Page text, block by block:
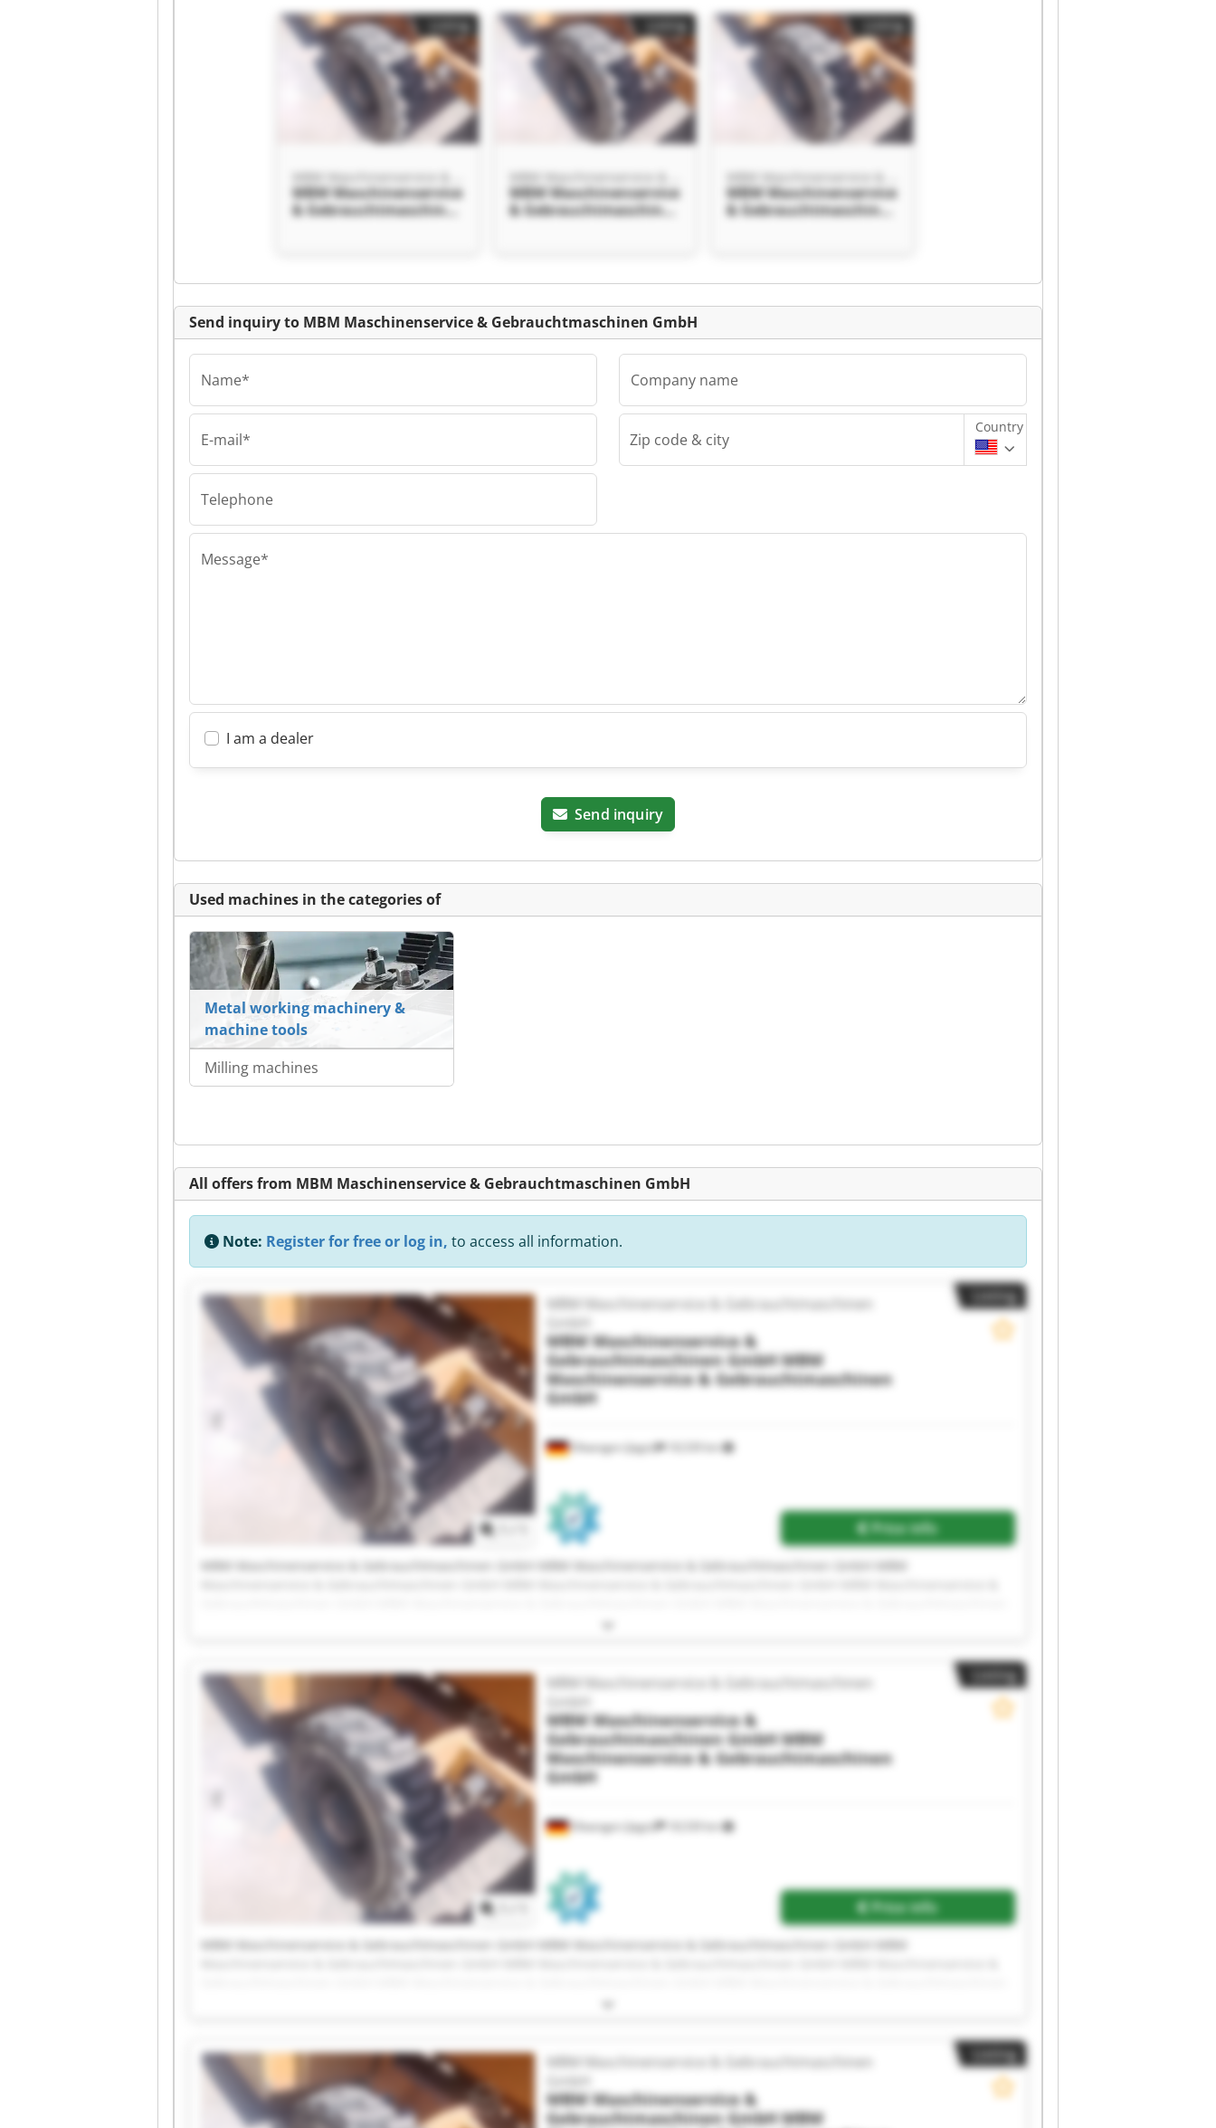
MBM Maschinenservice
& Gebrauchtmaschinen
GmbH
MBM Maschinenservice
& Gebrauchtmaschinen
GmbH
MBM Maschinenservice
& Gebrauchtmaschinen
GmbH
& Gebrauchtmaschinen
Gebrauchtmaschinen
Listing
Send inquiry to MBM Maschinenservice & Gebrauchtmaschinen GmbH
Name*
E-mail*
Telephone
Company name
Zip code & city
Country
Message*
I am a dealer
Send inquiry
Used machines in the categories of
Metal working machinery &
machine tools
Milling machines
All offers from MBM Maschinenservice & Gebrauchtmaschinen GmbH
Note: Register for free or log in, to access all information.
Listing
Ellwangen (Jagst) 18,539 km
MBM Maschinenservice & Gebrauchtmaschinen
MBM Maschinenservice &
Gebrauchtmaschinen GmbHMBM
Maschinenservice & Gebrauchtmaschinen
GmbH
Price info
MBM Maschinenservice & Gebrauchtmaschinen GmbH MBM Maschinenservice & Gebrauchtmaschinen GmbH MBM
GmbH MBM Maschinenservice & Gebrauchtmaschinen GmbH MBM Maschinenservice & Gebrauchtmaschinen GmbH MBM
Gebrauchtmaschinen GmbH MBM Maschinenservice & Gebrauchtmaschinen GmbH MBM Maschinenservice & Gebrauchtmaschinen
GmbH MBM Maschinenservice & Gebrauchtmaschinen GmbH MBM Maschinenservice & Gebrauchtmaschinen GmbH MBM
Maschinenservice & Gebrauchtmaschinen GmbH MBM Maschinenservice & Gebrauchtmaschinen GmbH MBM Maschinenservice &
Gebrauchtmaschinen GmbH MBM Maschinenservice & Gebrauchtmaschinen GmbH
Listing
Ellwangen (Jagst) 18,539 km
MBM Maschinenservice & Gebrauchtmaschinen
MBM Maschinenservice &
Gebrauchtmaschinen GmbHMBM
Maschinenservice & Gebrauchtmaschinen
GmbH
Price info
MBM Maschinenservice & Gebrauchtmaschinen GmbH MBM Maschinenservice & Gebrauchtmaschinen GmbH MBM
GmbH MBM Maschinenservice & Gebrauchtmaschinen GmbH MBM Maschinenservice & Gebrauchtmaschinen GmbH MBM
Gebrauchtmaschinen GmbH MBM Maschinenservice & Gebrauchtmaschinen GmbH MBM Maschinenservice & Gebrauchtmaschinen
GmbH MBM Maschinenservice & Gebrauchtmaschinen GmbH MBM Maschinenservice & Gebrauchtmaschinen GmbH MBM
Maschinenservice & Gebrauchtmaschinen GmbH MBM Maschinenservice & Gebrauchtmaschinen GmbH MBM Maschinenservice &
Gebrauchtmaschinen GmbH MBM Maschinenservice & Gebrauchtmaschinen GmbH
Listing
MBM Maschinenservice & Gebrauchtmaschinen
MBM Maschinenservice &
Gebrauchtmaschinen GmbHMBM